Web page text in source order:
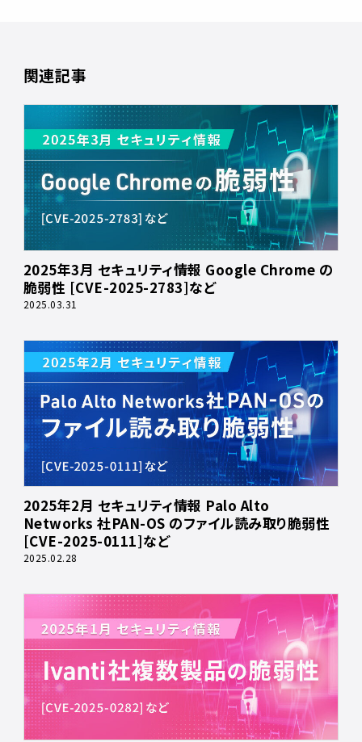
関連記事
2025年3月 セキュリティ情報 Google Chrome の
脆弱性 [CVE-2025-2783]など
2025.03.31
2025年2月 セキュリティ情報 Palo Alto
Networks 社PAN-OS のファイル読み取り脆弱性
[CVE-2025-0111]など
2025.02.28